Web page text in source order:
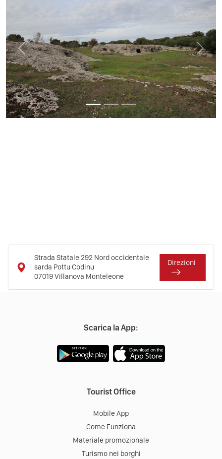
Previous Next
Strada Statale 292 Nord occidentale
sarda Pottu Codinu
07019Villanova Monteleone
Direzioni
Scarica la App:
Tourist Office
Mobile App
Come Funziona
Materiale promozionale
Turismo nei borghi